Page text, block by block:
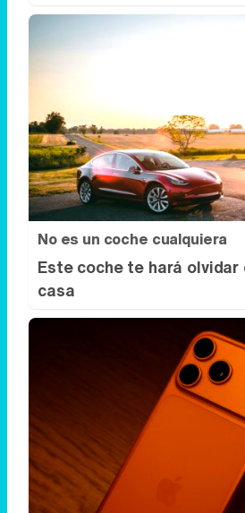
No es un coche cualquiera
Este coche te hará
casa